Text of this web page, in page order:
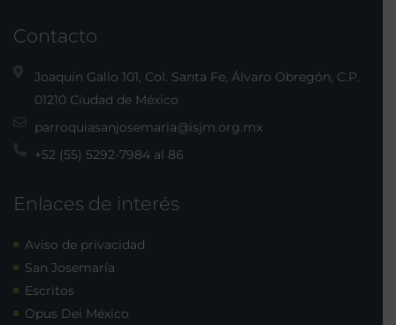
Contacto
Joaquín Gallo 101, Col. Santa Fe, Álvaro Obregón, C.P.
01210 Ciudad de México
parroquiasanjosemaria@isjm.org.mx
+52 (55) 5292-7984 al 86
Enlaces de interés
Aviso de privacidad
San Josemaría
Escritos
Opus Dei México